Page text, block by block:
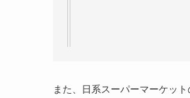
また、日系スーパーマーケッ